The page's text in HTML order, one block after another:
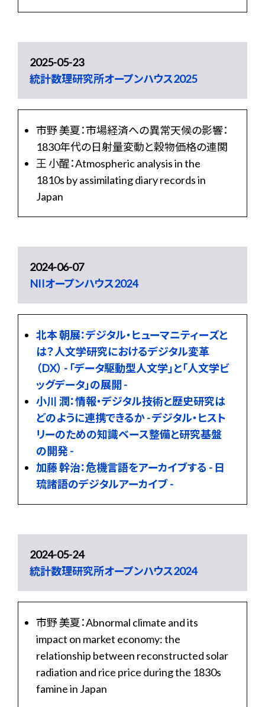
2025-05-23
統計数理研究所オープンハウス2025
市野 美夏：市場経済への異常天候の影響：
1830年代の日射量変動と穀物価格の連関
王 小醒：Atmospheric analysis in the
1810s by assimilating diary records in
Japan
2024-06-07
NIIオープンハウス2024
北本 朝展：デジタル・ヒューマニティーズと
は？人文学研究におけるデジタル変革
（DX） - 「データ駆動型人文学」と「人文学ビ
ッグデータ」の展開 -
小川 潤：情報・デジタル技術と歴史研究は
どのように連携できるか - デジタル・ヒスト
リーのための知識ベース整備と研究基盤
の開発 -
加藤 幹治：危機言語をアーカイブする - 日
琉諸語のデジタルアーカイブ -
2024-05-24
統計数理研究所オープンハウス2024
市野 美夏：Abnormal climate and its
impact on market economy: the
relationship between reconstructed solar
radiation and rice price during the 1830s
famine in Japan